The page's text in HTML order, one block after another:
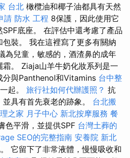
台北 橄欖油和椰子油都具有天然
請 防水 工程 8保護，因此使用它
底座。 在評估中還考慮了產品
裝。 我在這裡寫了更多有關納
為兒童，敏感的，酒渣鼻的成年
霜。 Ziaja山羊牛奶化妝系列是一
分與Panthenol和Vitamins 台中整
起。 旅行社如何代辦護照？ 抗
具有首先衰老的跡象。 台北搬
之家 月子中心 新北按摩服務 餐
色平滑，並提供SPF 台灣土葬的
SEO的完整指南 安養院 新北
它留下了非常液體，慢慢吸收和